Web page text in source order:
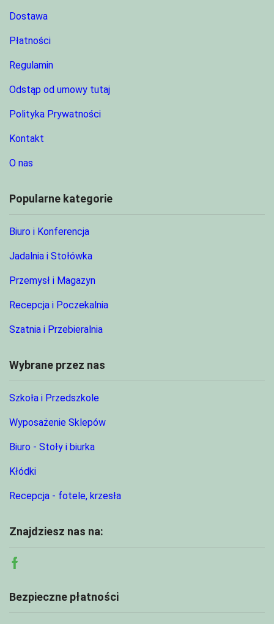
Dostawa
Płatności
Regulamin
Odstąp od umowy tutaj
Polityka Prywatności
Kontakt
O nas
Popularne kategorie
Biuro i Konferencja
Jadalnia i Stołówka
Przemysł i Magazyn
Recepcja i Poczekalnia
Szatnia i Przebieralnia
Wybrane przez nas
Szkoła i Przedszkole
Wyposażenie Sklepów
Biuro - Stoły i biurka
Kłódki
Recepcja - fotele, krzesła
Znajdziesz nas na:
Facebook
Bezpieczne płatności